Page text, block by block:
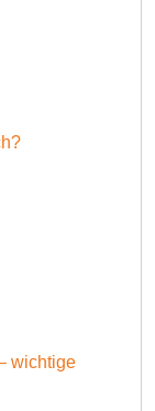
wichtige